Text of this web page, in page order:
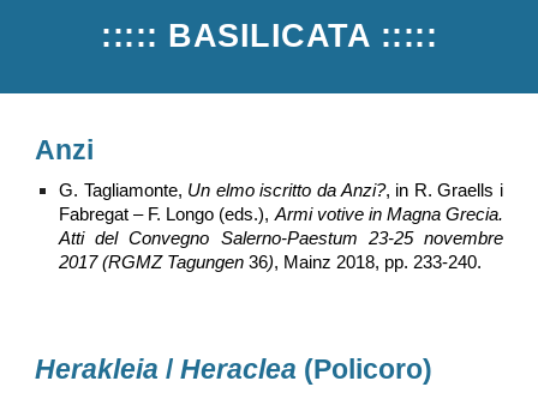
::::: BASILICATA :::::
Anzi
G. Tagliamonte, Un elmo iscritto da Anzi?, in R. Graells i
Fabregat – F. Longo (eds.), Armi votive in Magna Grecia.
Atti del Convegno Salerno-Paestum 23-25 novembre
2017 (RGMZ Tagungen36), Mainz 2018, pp. 233-240.
Herakleia/Heraclea (Policoro)